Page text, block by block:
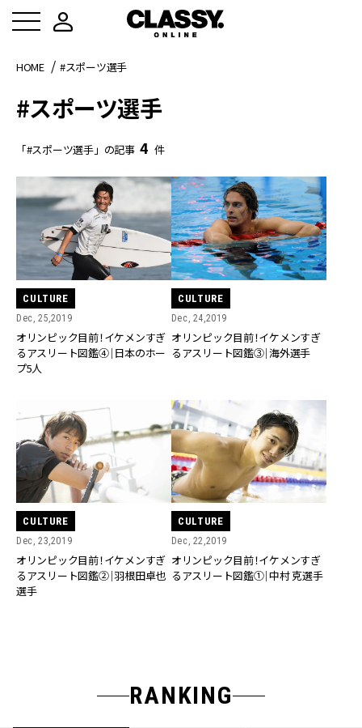
HOME #スポーツ選手
#スポーツ選手
「#スポーツ選手」の記事 4 件
CULTURE
Dec, 25,2019
オリンピック目前！イケメンすぎ
るアスリート図鑑④｜日本のホー
プ5人
CULTURE
Dec, 24,2019
オリンピック目前！イケメンすぎ
るアスリート図鑑③｜海外選手
CULTURE
Dec, 23,2019
オリンピック目前！イケメンすぎ
るアスリート図鑑②｜羽根田卓也
選手
CULTURE
Dec, 22,2019
オリンピック目前！イケメンすぎ
るアスリート図鑑①｜中村 克選手
RANKING